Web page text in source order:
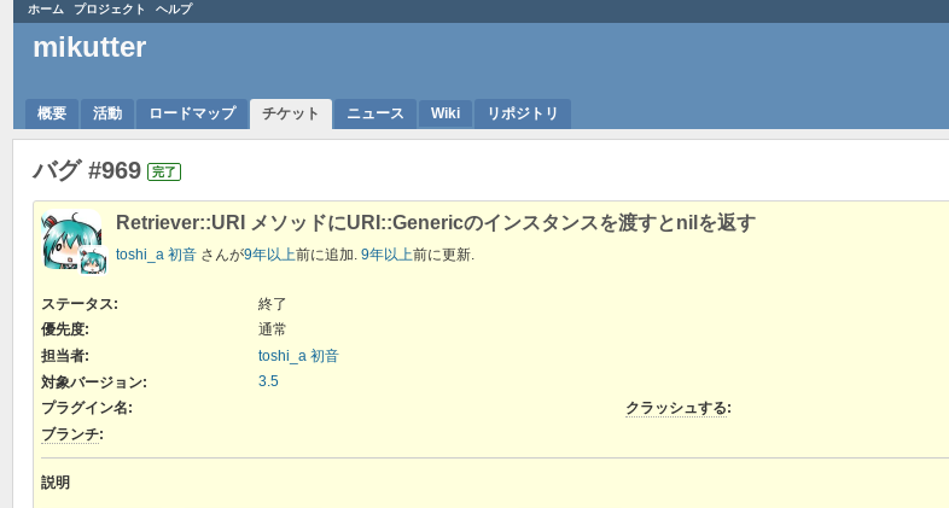
ホーム プロジェクト ヘルプ
mikutter
概要 活動 ロードマップ チケット ニュース Wiki リポジトリ
バグ #969 完了
Retriever::URI メソッドにURI::Genericのインスタンスを渡すとnilを返す
toshi_a 初音 さんが9年以上前に追加. 9年以上前に更新.
ステータス:
終了
優先度:
通常
担当者:
toshi_a 初音
対象バージョン:
3.5
プラグイン名:
ブランチ:
クラッシュする:
説明